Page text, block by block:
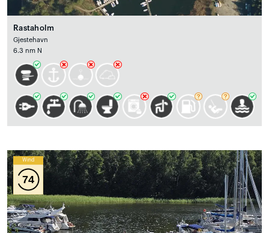
Rastaholm
Gjestehavn
6.3 nm N
Wind
74